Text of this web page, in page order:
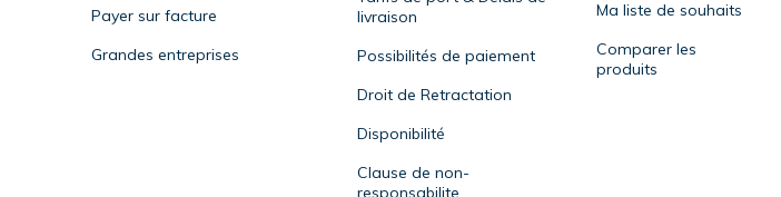
Payer sur facture
Grandes entreprises
livraison
Possibilités de paiement
Droit de Retractation
Disponibilité
Clause de non-
responsabilite
Ma liste de souhaits
Comparer les
produits